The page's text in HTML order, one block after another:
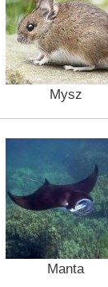
Mysz
Manta